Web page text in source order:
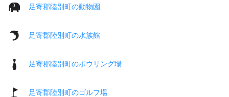
足寄郡陸別町の動物園
足寄郡陸別町の水族館
足寄郡陸別町のボウリング場
足寄郡陸別町のゴルフ場